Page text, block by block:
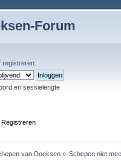
Forum
registreren
en sessielengte
Registreren
van Doeksen» Schepen niet